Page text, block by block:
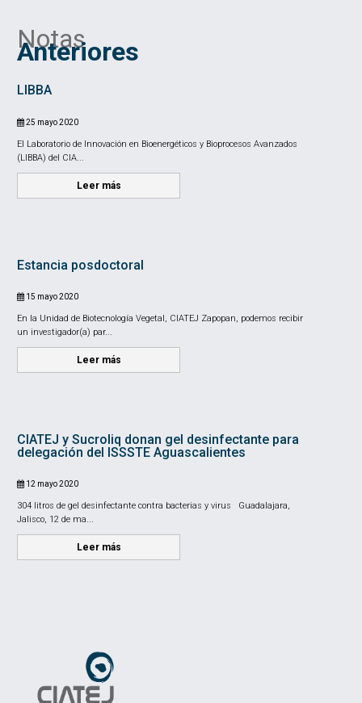
Notas
Anteriores
LIBBA
25 mayo 2020
El Laboratorio de Innovación en Bioenergéticos y Bioprocesos Avanzados
(LIBBA) del CIA...
Leer más
Estancia posdoctoral
15 mayo 2020
En la Unidad de Biotecnología Vegetal, CIATEJ Zapopan, podemos recibir
un investigador(a) par...
Leer más
CIATEJ y Sucroliq donan gel desinfectante para
delegación del ISSSTE Aguascalientes
12 mayo 2020
304 litros de gel desinfectante contra bacterias y virus Guadalajara,
Jalisco, 12 de ma...
Leer más